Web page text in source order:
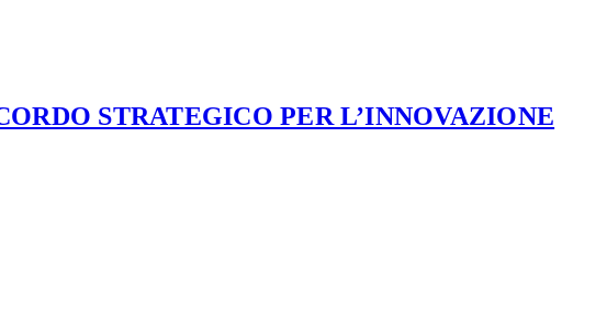
STRATEGICO PER L’INNOVAZIONE